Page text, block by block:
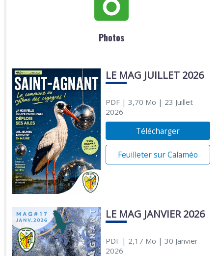
Photos
LE MAG JUILLET 2026
PDF| 3,70 Mo | 23 Juillet
2026
Télécharger
Feuilleter sur Calaméo
LE MAG JANVIER 2026
PDF| 2,17 Mo | 30 Janvier
2026